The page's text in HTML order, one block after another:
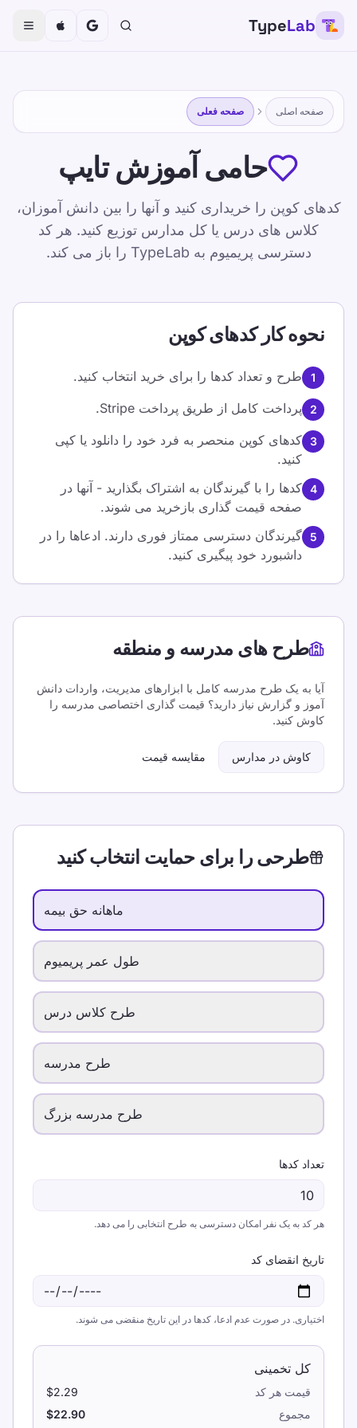
TypeLab
صفحه اصلی صفحه فعلی
حامی آموزش تایپ
کدهای کوپن را خریداری کنید و آنها را بین دانش آموزان،
کلاس های درس یا کل مدارس توزیع کنید. هر کد
دسترسی پریمیوم به TypeLab را باز می کند.
نحوه کار کدهای کوپن
1 طرح و تعداد کدها را برای خرید انتخاب کنید.
2 پرداخت کامل از طریق پرداخت Stripe.
3 کدهای کوپن منحصر به فرد خود را دانلود یا کپی
کنید.
4 کدها را با گیرندگان به اشتراک بگذارید - آنها در
صفحه قیمت گذاری بازخرید می شوند.
5 گیرندگان دسترسی ممتاز فوری دارند. ادعاها را در
داشبورد خود پیگیری کنید.
طرح های مدرسه و منطقه
آیا به یک طرح مدرسه کامل با ابزارهای مدیریت، واردات دانش
آموز و گزارش نیاز دارید؟ قیمت گذاری اختصاصی مدرسه را
کاوش کنید.
کاوش در مدارس مقایسه قیمت
طرحی را برای حمایت انتخاب کنید
ماهانه حق بیمه
طول عمر پریمیوم
طرح کلاس درس
طرح مدرسه
طرح مدرسه بزرگ
تعداد کدها
هر کد به یک نفر امکان دسترسی به طرح انتخابی را می دهد.
تاریخ انقضای کد
اختیاری. در صورت عدم ادعا، کدها در این تاریخ منقضی می شوند.
کل تخمینی
قیمت هر کد
$2.29
مجموع
$22.90